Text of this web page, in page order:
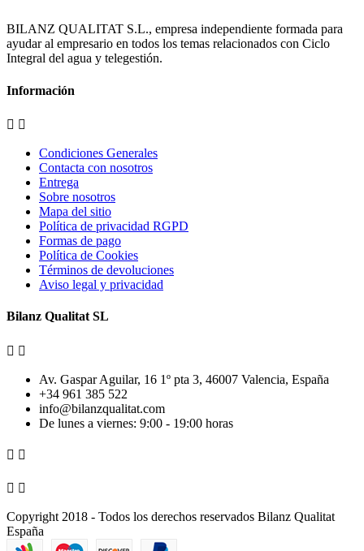
BILANZ QUALITAT S.L., empresa independiente formada para
ayudar al empresario en todos los temas relacionados con Ciclo
Integral del agua y telegestión.
Información
 
Condiciones Generales
Contacta con nosotros
Entrega
Sobre nosotros
Mapa del sitio
Política de privacidad RGPD
Formas de pago
Política de Cookies
Términos de devoluciones
Aviso legal y privacidad
Bilanz Qualitat SL
 
Av. Gaspar Aguilar, 16 1º pta 3, 46007 Valencia, España
+34 961 385 522
info@bilanzqualitat.com
De lunes a viernes: 9:00 - 19:00 horas
 
 
Copyright 2018 - Todos los derechos reservados Bilanz Qualitat
España